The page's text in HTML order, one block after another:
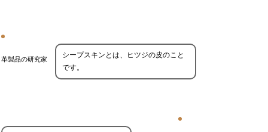
革製品の研究家
シープスキンとは、ヒツジの皮のこと
です。